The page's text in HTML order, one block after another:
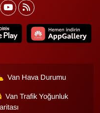
Van Hava Durumu
Van Trafik Yoğunluk